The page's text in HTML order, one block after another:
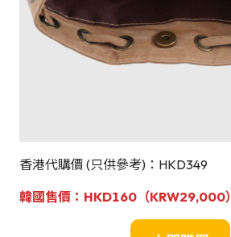
香港代購價 (只供參考)：HKD349
韓國售價：HKD160 （KRW29,000）